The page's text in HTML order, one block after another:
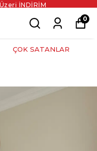
İNDİRİM
0
ÇOK SATANLAR